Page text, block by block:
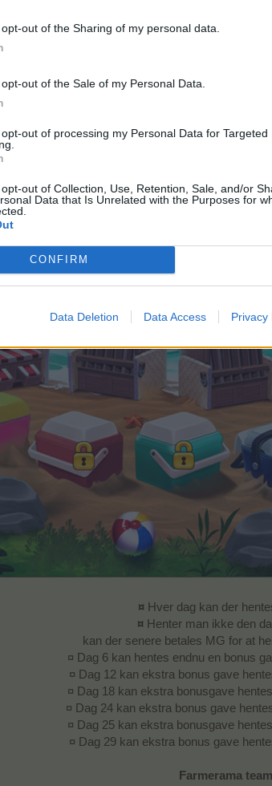
out of the Sharing of my personal data.
out of the Sale of my Personal Data.
out of processing my Personal Data for Targeted
out of Collection, Use, Retention, Sale, and/or
Data that Is Unrelated with the Purposes for
CONFIRM
Data Deletion Data Access Privacy
eller kalender symbolet på
¤Hver dag kan der
¤ Henter man ikke den
kan der senere betales MG for at
¤ Dag 6 kan hentes endnu en bonus
¤ Dag 12 kan ekstra bonus gave
¤ Dag 18 kan ekstra bonusgave
¤ Dag 24 kan ekstra bonus gave
¤ Dag 25 kan ekstra bonusgave
¤ Dag 29 kan ekstra bonus gave
Farmerama